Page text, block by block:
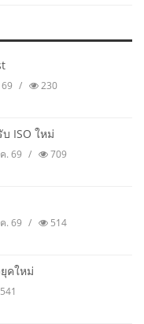
230
ISO ใหม่
. 69 709
. 69 514
คใหม่
541